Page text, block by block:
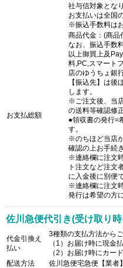
社与信対象とな
お支払いは全国
※振込手数料は
お支払総額
商品代金：(商品
なお、振込手数
以上御買上及
料,PC,スマート
店のゆうちょ銀
【振込先】は後
します。
※ご注文後、当
の送料等確認修
●領収書の発行=
す。
※のちほど当店
確認の上お手続
※連絡欄に注文
ト注文など注文
に入金後に別便
※連絡欄に注文
発行は希望の方
佐川急便代引き(受け取り
代金引換え
払い
3種類の支払方法から
（1）お届け時に現金
（2）お届け時にカー
配送方法
佐川急便宅急便【業者】